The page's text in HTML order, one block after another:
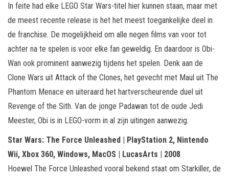
In feite had elke LEGO Star Wars-titel hier kunnen staan, maar met
de meest recente release is het het meest toegankelijke deel in
de franchise. De mogelijkheid om alle negen films van voor tot
achter na te spelen is voor elke fan geweldig. En daardoor is Obi-
Wan ook prominent aanwezig tijdens het spelen. Denk aan de
Clone Wars uit Attack of the Clones, het gevecht met Maul uit The
Phantom Menace en uiteraard het hartverscheurende duel uit
Revenge of the Sith. Van de jonge Padawan tot de oude Jedi
Meester, Obi is in LEGO-vorm in al zijn uitingen aanwezig.
Star Wars: The Force Unleashed | PlayStation 2, Nintendo
Wii, Xbox 360, Windows, MacOS | LucasArts | 2008
Hoewel The Force Unleashed vooral bekend staat om Starkiller, de